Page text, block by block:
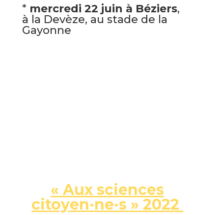
* mercredi 22 juin à Béziers,
à la Devèze, au stade de la
Gayonne
« Aux sciences
citoyen·ne·s » 2022